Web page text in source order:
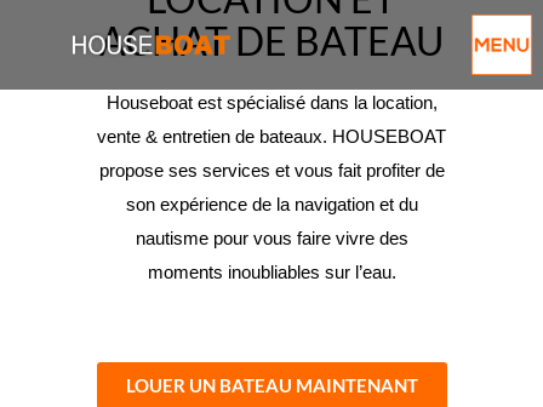
ACHAT DE BATEAU
Houseboat est spécialisé dans la location,
vente & entretien de bateaux. HOUSEBOAT
propose ses services et vous fait profiter de
son expérience de la navigation et du
nautisme pour vous faire vivre des
moments inoubliables sur l’eau.
LOUER UN BATEAU MAINTENANT